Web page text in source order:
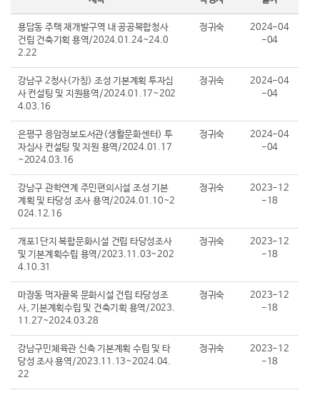
용답동 주택 재개발구역 내 공공복합청사
건립 건축기획 용역/2024.01.24~24.0
2.22
정귀숙
2024-04
-04
강남구 2청사(가칭) 조성 기본계획 투자심
사 컨설팅 및 지원용역/2024.01.17~202
4.03.16
정귀숙
2024-04
-04
은평구 응암정보도서관(생활문화센터) 투
자심사 컨설팅 및 지원 용역/2024.01.17
~2024.03.16
정귀숙
2024-04
-04
강남구 관학연계 주민편의시설 조성 기본
계획 및 타당성 조사 용역/2024.01.10~2
024.12.16
정귀숙
2023-12
-18
개포1단지 복합문화시설 건립 타당성조사
및 기본계획수립 용역/2023.11.03~202
4.10.31
정귀숙
2023-12
-18
마장동 먹자골목 문화시설 건립 타당성조
사, 기본계획수립 및 건축기획 용역/2023.
11.27~2024.03.28
정귀숙
2023-12
-18
강남구민체육관 신축 기본계획 수립 및 타
당성 조사 용역/2023.11.13~2024.04.
22
정귀숙
2023-12
-18